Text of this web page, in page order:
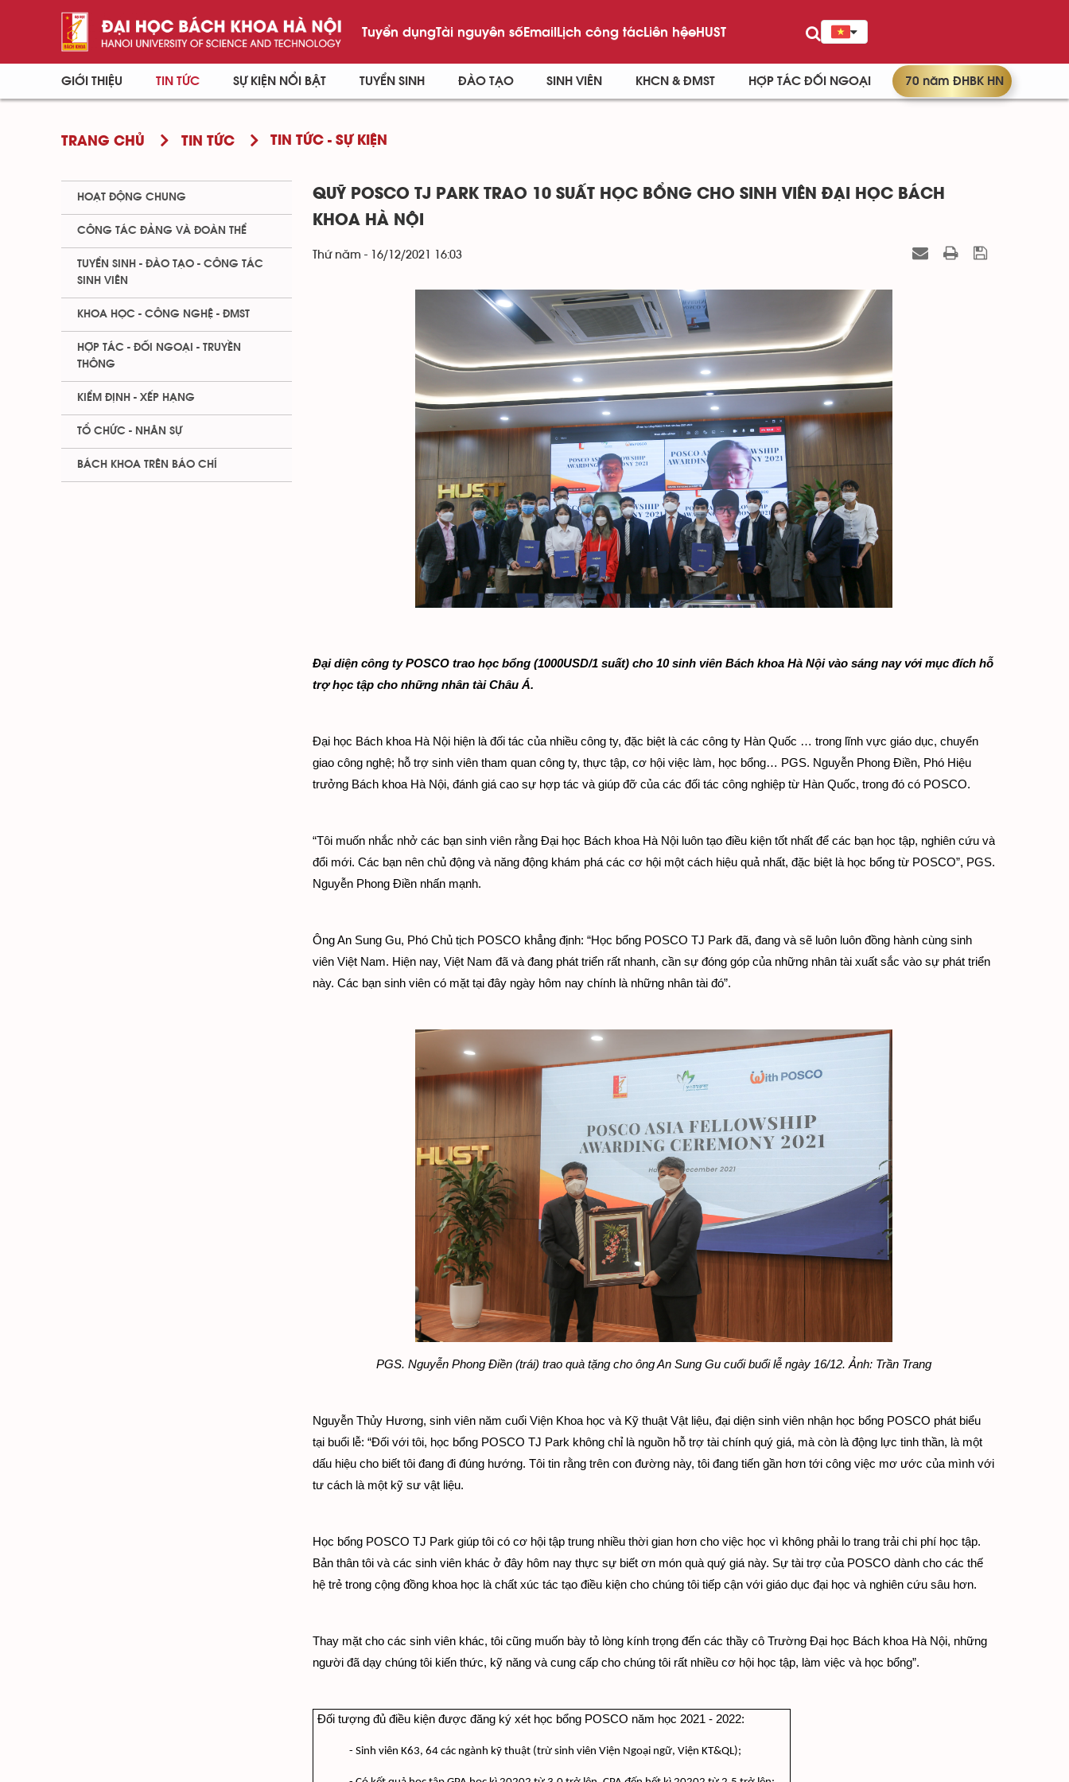
Tuyển dụngTài nguyên sốEmailLịch công tácLiên hệeHUST
GIỚI THIỆU TIN TỨC SỰ KIỆN NỔI BẬT TUYỂN SINH ĐÀO TẠO SINH VIÊN KHCN & ĐMST HỢP TÁC ĐỐI NGOẠI 70 năm ĐHBK HN
TRANG CHỦ TIN TỨC TIN TỨC - SỰ KIỆN
QUỸ POSCO TJ PARK TRAO 10 SUẤT HỌC BỔNG CHO SINH VIÊN ĐẠI HỌC BÁCH
KHOA HÀ NỘI
Thứ năm - 16/12/2021 16:03
Đại diện công ty POSCO trao học bổng (1000USD/1 suất) cho 10 sinh viên Bách khoa Hà Nội vào sáng nay với mục đích hỗ
trợ học tập cho những nhân tài Châu Á.
Đại học Bách khoa Hà Nội hiện là đối tác của nhiều công ty, đặc biệt là các công ty Hàn Quốc … trong lĩnh vực giáo dục, chuyển
giao công nghệ; hỗ trợ sinh viên tham quan công ty, thực tập, cơ hội việc làm, học bổng… PGS. Nguyễn Phong Điền, Phó Hiệu
trưởng Bách khoa Hà Nội, đánh giá cao sự hợp tác và giúp đỡ của các đối tác công nghiệp từ Hàn Quốc, trong đó có POSCO.
“Tôi muốn nhắc nhở các bạn sinh viên rằng Đại học Bách khoa Hà Nội luôn tạo điều kiện tốt nhất để các bạn học tập, nghiên cứu và
đổi mới. Các bạn nên chủ động và năng động khám phá các cơ hội một cách hiệu quả nhất, đặc biệt là học bổng từ POSCO”, PGS.
Nguyễn Phong Điền nhấn mạnh.
Ông An Sung Gu, Phó Chủ tịch POSCO khẳng định: “Học bổng POSCO TJ Park đã, đang và sẽ luôn luôn đồng hành cùng sinh
viên Việt Nam. Hiện nay, Việt Nam đã và đang phát triển rất nhanh, cần sự đóng góp của những nhân tài xuất sắc vào sự phát triển
này. Các bạn sinh viên có mặt tại đây ngày hôm nay chính là những nhân tài đó”.
PGS. Nguyễn Phong Điền (trái) trao quà tặng cho ông An Sung Gu cuối buổi lễ ngày 16/12. Ảnh: Trần Trang
Nguyễn Thủy Hương, sinh viên năm cuối Viện Khoa học và Kỹ thuật Vật liệu, đại diện sinh viên nhận học bổng POSCO phát biểu
tại buổi lễ: “Đối với tôi, học bổng POSCO TJ Park không chỉ là nguồn hỗ trợ tài chính quý giá, mà còn là động lực tinh thần, là một
dấu hiệu cho biết tôi đang đi đúng hướng. Tôi tin rằng trên con đường này, tôi đang tiến gần hơn tới công việc mơ ước của mình với
tư cách là một kỹ sư vật liệu.
Học bổng POSCO TJ Park giúp tôi có cơ hội tập trung nhiều thời gian hơn cho việc học vì không phải lo trang trải chi phí học tập.
Bản thân tôi và các sinh viên khác ở đây hôm nay thực sự biết ơn món quà quý giá này. Sự tài trợ của POSCO dành cho các thế
hệ trẻ trong cộng đồng khoa học là chất xúc tác tạo điều kiện cho chúng tôi tiếp cận với giáo dục đại học và nghiên cứu sâu hơn.
Thay mặt cho các sinh viên khác, tôi cũng muốn bày tỏ lòng kính trọng đến các thầy cô Trường Đại học Bách khoa Hà Nội, những
người đã dạy chúng tôi kiến ​​thức, kỹ năng và cung cấp cho chúng tôi rất nhiều cơ hội học tập, làm việc và học bổng”.
Đối tượng đủ điều kiện được đăng ký xét học bổng POSCO năm học 2021 - 2022:
- Sinh viên K63, 64 các ngành kỹ thuật (trừ sinh viên Viện Ngoại ngữ, Viện KT&QL);
HOẠT ĐỘNG CHUNG
CÔNG TÁC ĐẢNG VÀ ĐOÀN THỂ
TUYỂN SINH - ĐÀO TẠO - CÔNG TÁC
SINH VIÊN
KHOA HỌC - CÔNG NGHỆ - ĐMST
HỢP TÁC - ĐỐI NGOẠI - TRUYỀN
THÔNG
KIỂM ĐỊNH - XẾP HẠNG
TỔ CHỨC - NHÂN SỰ
BÁCH KHOA TRÊN BÁO CHÍ